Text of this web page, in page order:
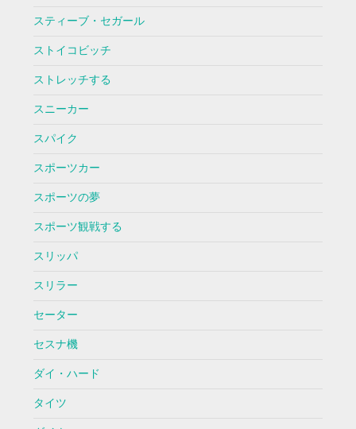
スティーブ・セガール
ストイコビッチ
ストレッチする
スニーカー
スパイク
スポーツカー
スポーツの夢
スポーツ観戦する
スリッパ
スリラー
セーター
セスナ機
ダイ・ハード
タイツ